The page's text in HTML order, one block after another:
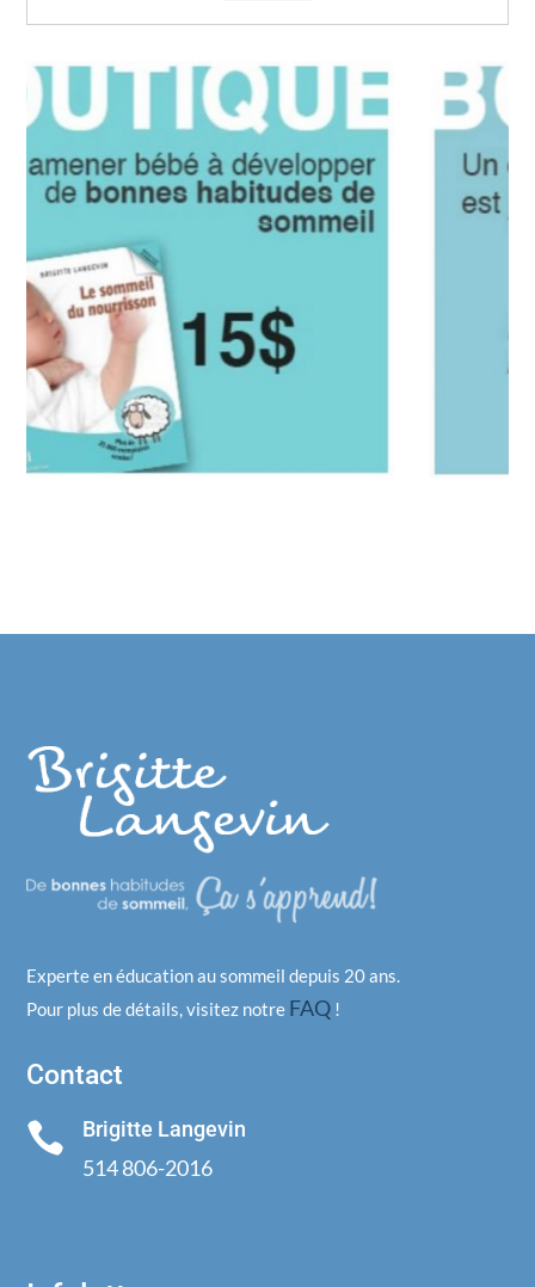
Experte en éducation au sommeil depuis 20 ans.
Pour plus de détails, visitez notre FAQ !
Contact
 Brigitte Langevin
514 806-2016